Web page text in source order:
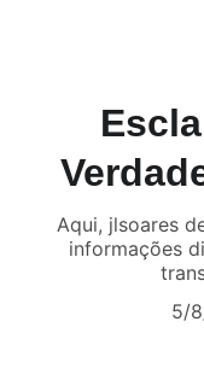
Aqui, jlsoares
informações
5/